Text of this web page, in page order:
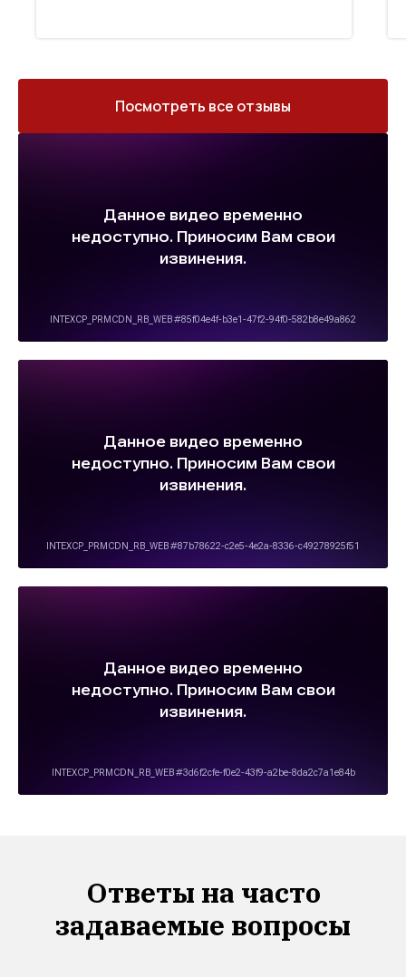
Посмотреть все отзывы
Ответы на часто
задаваемые вопросы